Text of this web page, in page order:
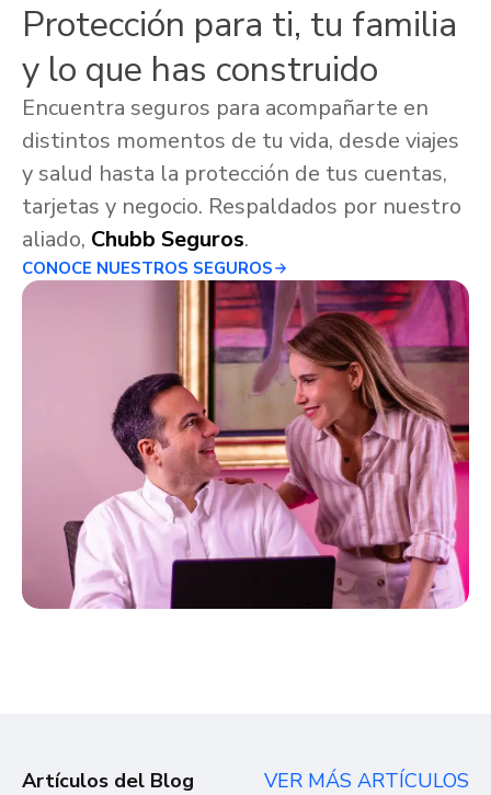
Protección para ti, tu familia
y lo que has construido
Encuentra seguros para acompañarte en
distintos momentos de tu vida, desde viajes
y salud hasta la protección de tus cuentas,
tarjetas y negocio. Respaldados por nuestro
aliado, Chubb Seguros.
CONOCE NUESTROS SEGUROS
Artículos del Blog VER MÁS ARTÍCULOS